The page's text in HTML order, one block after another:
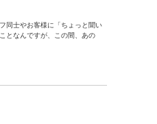
同士やお客様に「ちょっと聞い
となんですが、この間、あの